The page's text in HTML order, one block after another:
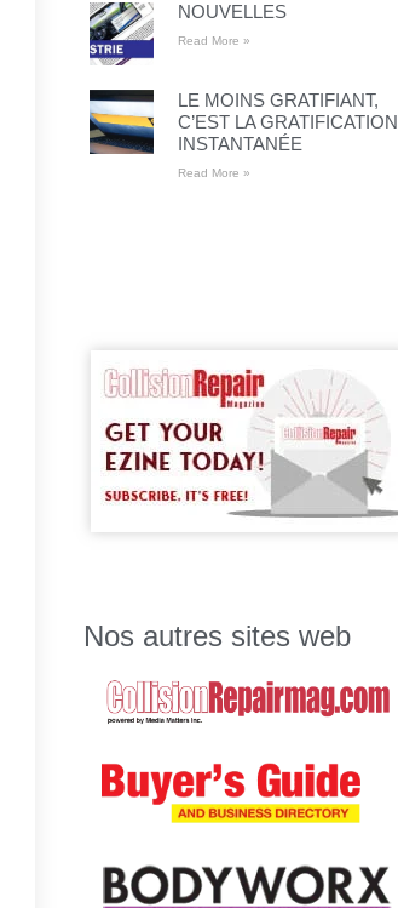
NOUVELLES
Read More »
LE MOINS GRATIFIANT,
C’EST LA GRATIFICATION
INSTANTANÉE
Read More »
Nos autres sites web